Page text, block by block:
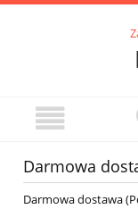
Darmowa
Darmowa dostawa